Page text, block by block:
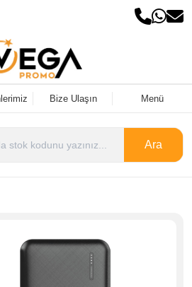
Bize Ulaşın Menü
Ara